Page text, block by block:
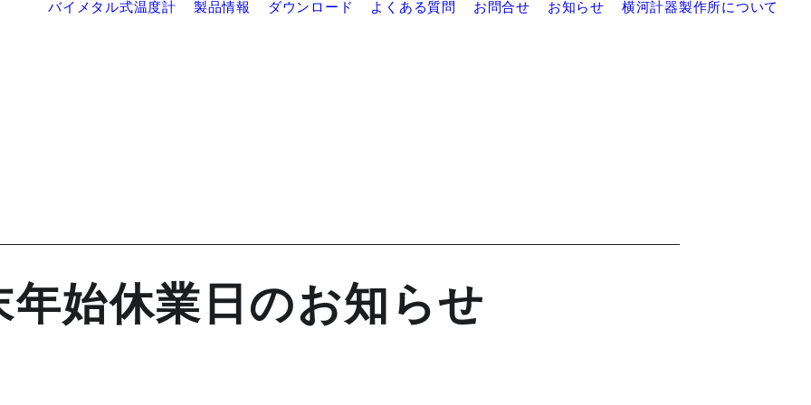
バイメタル式温度計 製品情報 ダウンロード よくある質問 お問合せ お知らせ 横河計器製作所について
年始休業日のお知らせ